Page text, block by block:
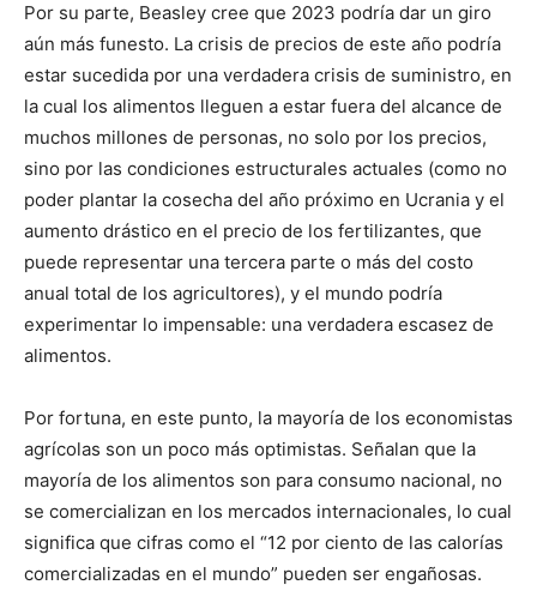
Por su parte, Beasley cree que 2023 podría dar un giro
aún más funesto. La crisis de precios de este año podría
estar sucedida por una verdadera crisis de suministro, en
la cual los alimentos lleguen a estar fuera del alcance de
muchos millones de personas, no solo por los precios,
sino por las condiciones estructurales actuales (como no
poder plantar la cosecha del año próximo en Ucrania y el
aumento drástico en el precio de los fertilizantes, que
puede representar una tercera parte o más del costo
anual total de los agricultores), y el mundo podría
experimentar lo impensable: una verdadera escasez de
alimentos.
Por fortuna, en este punto, la mayoría de los economistas
agrícolas son un poco más optimistas. Señalan que la
mayoría de los alimentos son para consumo nacional, no
se comercializan en los mercados internacionales, lo cual
significa que cifras como el “12 por ciento de las calorías
comercializadas en el mundo” pueden ser engañosas.